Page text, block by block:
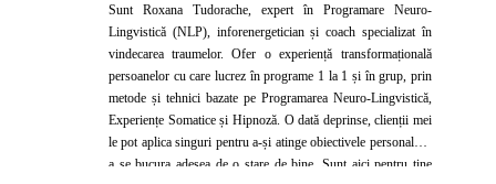
Sunt Roxana Tudorache, expert în Programare Neuro-
Lingvistică (NLP), inforenergetician și coach specializat în
vindecarea traumelor. Ofer o experiență transformațională
persoanelor cu care lucrez în programe 1 la 1 și în grup, prin
metode și tehnici bazate pe Programarea Neuro-Lingvistică,
Experiențe Somatice și Hipnoză. O dată deprinse, clienții mei
le pot aplica singuri pentru a-și atinge obiectivele personale și
a se bucura adesea de o stare de bine. Sunt aici pentru tine